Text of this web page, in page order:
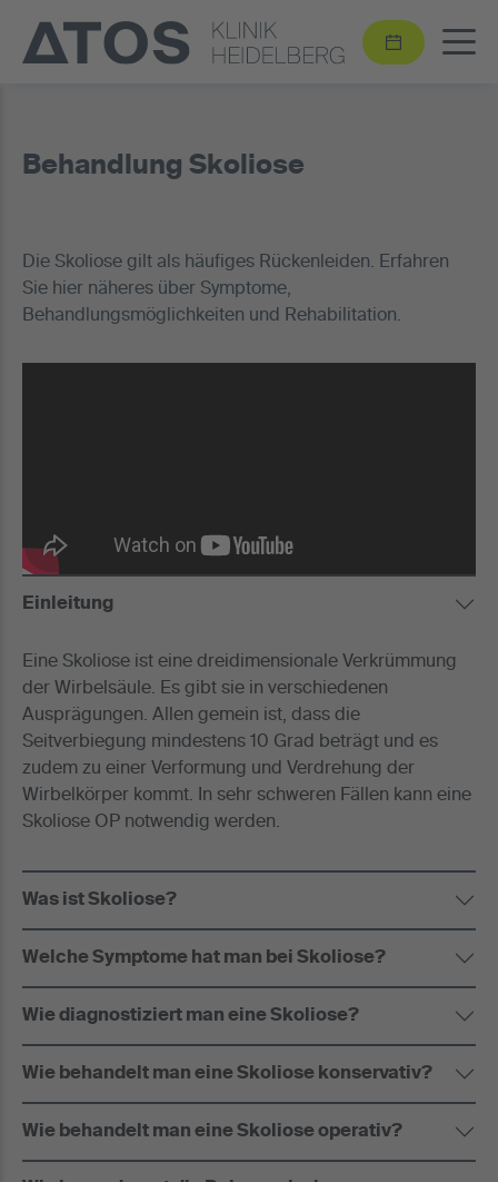
Behandlung Skoliose
Die Skoliose gilt als häufiges Rückenleiden. Erfahren
Sie hier näheres über Symptome,
Behandlungsmöglichkeiten und Rehabilitation.
Einleitung
Eine Skoliose ist eine dreidimensionale Verkrümmung
der Wirbelsäule. Es gibt sie in verschiedenen
Ausprägungen. Allen gemein ist, dass die
Seitverbiegung mindestens 10 Grad beträgt und es
zudem zu einer Verformung und Verdrehung der
Wirbelkörper kommt. In sehr schweren Fällen kann eine
Skoliose OP notwendig werden.
Was ist Skoliose?
Welche Symptome hat man bei Skoliose?
Wie diagnostiziert man eine Skoliose?
Wie behandelt man eine Skoliose konservativ?
Wie behandelt man eine Skoliose operativ?